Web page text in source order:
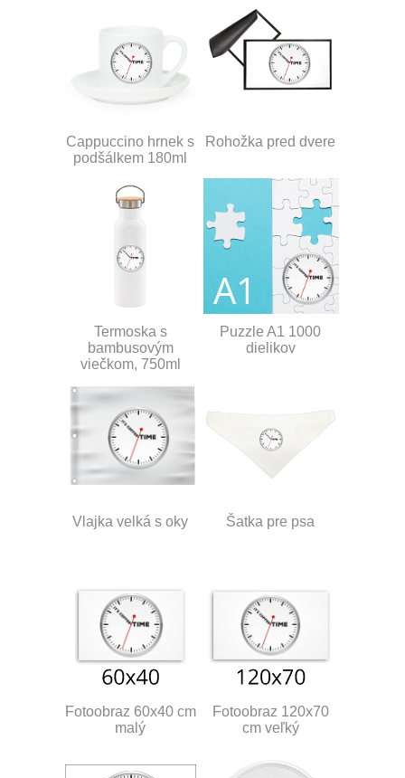
Cappuccino hrnek s
podšálkem 180ml
Rohožka pred dvere
Termoska s
bambusovým
viečkom, 750ml
Puzzle A1 1000
dielikov
Vlajka velká s oky Šatka pre psa
Fotoobraz 60x40 cm
malý
Fotoobraz 120x70
cm veľký